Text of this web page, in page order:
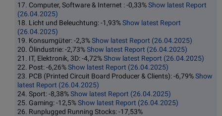
17. Computer, Software & Internet : -0,33%Show latest Report
(26.04.2025)
18. Licht und Beleuchtung: -1,93%Show latest Report
(26.04.2025)
19. Konsumgüter: -2,3%Show latest Report (26.04.2025)
20. Ölindustrie: -2,73%Show latest Report (26.04.2025)
21. IT, Elektronik, 3D: -4,72%Show latest Report (26.04.2025)
22. Post: -6,26%Show latest Report (26.04.2025)
23. PCB (Printed Circuit Board Producer & Clients): -6,79%Show
latest Report (26.04.2025)
24. Sport: -8,38%Show latest Report (26.04.2025)
25. Gaming: -12,5%Show latest Report (26.04.2025)
26. Runplugged Running Stocks: -17,53%